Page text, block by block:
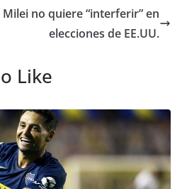
no quiere “interferir” en
elecciones de EE.UU.
Like